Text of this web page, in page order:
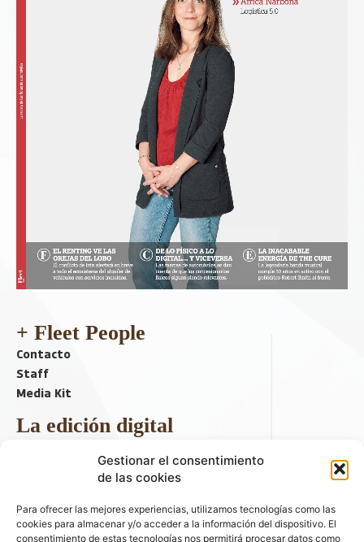
Gestionar el consentimiento
de las cookies
Para ofrecer las mejores experiencias, utilizamos tecnologías como las
cookies para almacenar y/o acceder a la información del dispositivo. El
consentimiento de estas tecnologías nos permitirá procesar datos como
+ Fleet People
Contacto
Staff
Media Kit
La edición digital
Descargar último ejemplar
ir a hemeroteca
+ Contenido en redes sociales